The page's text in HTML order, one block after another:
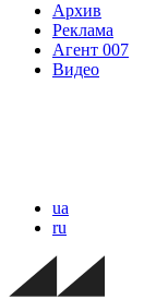
Архив
Реклама
Агент 007
Видео
ua
ru